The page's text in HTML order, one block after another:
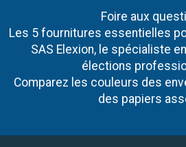
Foire aux
Les 5 fournitures essentielles
SAS Elexion, le spécialiste
élections
Comparez les couleurs des
des papiers